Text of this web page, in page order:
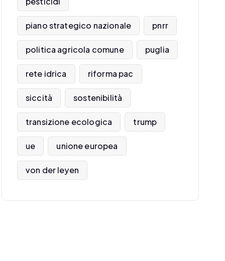
piano strategico nazionale pnrr
politica agricola comune puglia
rete idrica riforma pac
siccità sostenibilità
transizione ecologica trump
ue unione europea
von der leyen